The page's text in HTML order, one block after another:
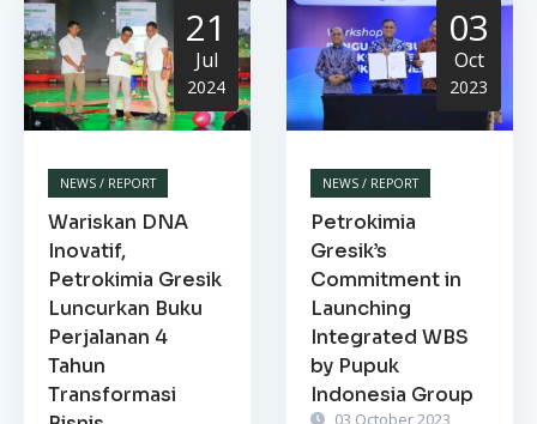
21
Jul
2024
NEWS / REPORT
Wariskan DNA
Inovatif,
Petrokimia Gresik
Luncurkan Buku
Perjalanan 4
Tahun
Transformasi
03
Oct
2023
NEWS / REPORT
Petrokimia
Gresik’s
Commitment in
Launching
Integrated WBS
by Pupuk
Indonesia Group
03 October 2023